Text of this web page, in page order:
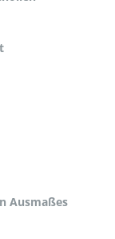
Ausmaßes